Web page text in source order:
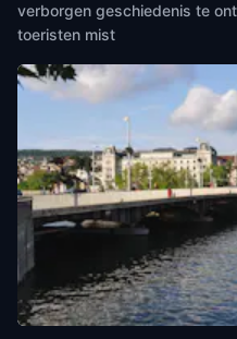
verborgen geschiedenis te
toeristen mist